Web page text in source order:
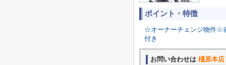
ポイント・特徴
☆オーナーチェンジ物件☆
付き
お問い合わせは 橿原本店